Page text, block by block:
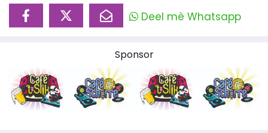
Deel mè Whatsapp
Sponsor